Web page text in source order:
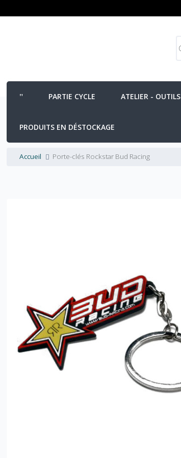
PARTIE CYCLE ATELIER - OUTILS
PRODUITS EN DÉSTOCKAGE
Accueil Porte-clés Rockstar Bud Racing